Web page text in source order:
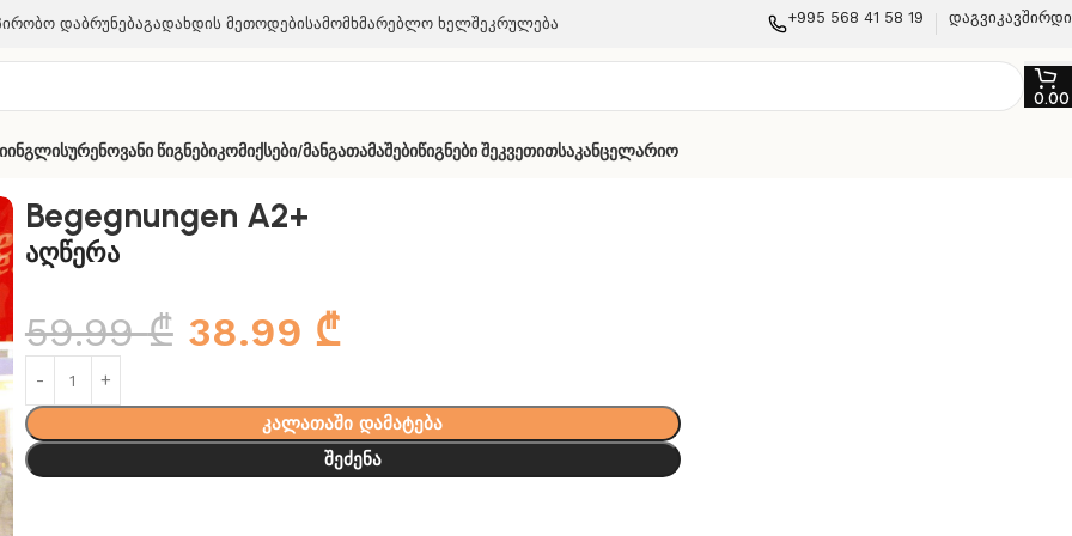
ᲓაბრუნებაᲒადახდის ᲛეთოდებიᲡამომხმარებლო Ხელშეკრულება +995 568 41 58 19
0.00
Ინგლისურენოვანი ᲬიგნებიᲙომიქსები/მანგაᲗამაშებიᲬიგნები ᲨეკვეთითᲡაკანცელარიო
Begegnungen A2+
აღწერა
59.99₾ 38.99 ₾
კალათაში დამატება
შეძენა